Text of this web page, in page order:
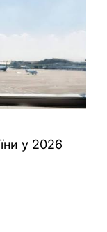
у 2026